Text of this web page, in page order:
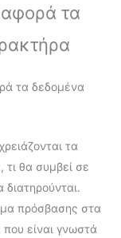
τα
τα δεδομένα
τα
θα συμβεί σε
πρόσβασης στα
είναι γνωστά